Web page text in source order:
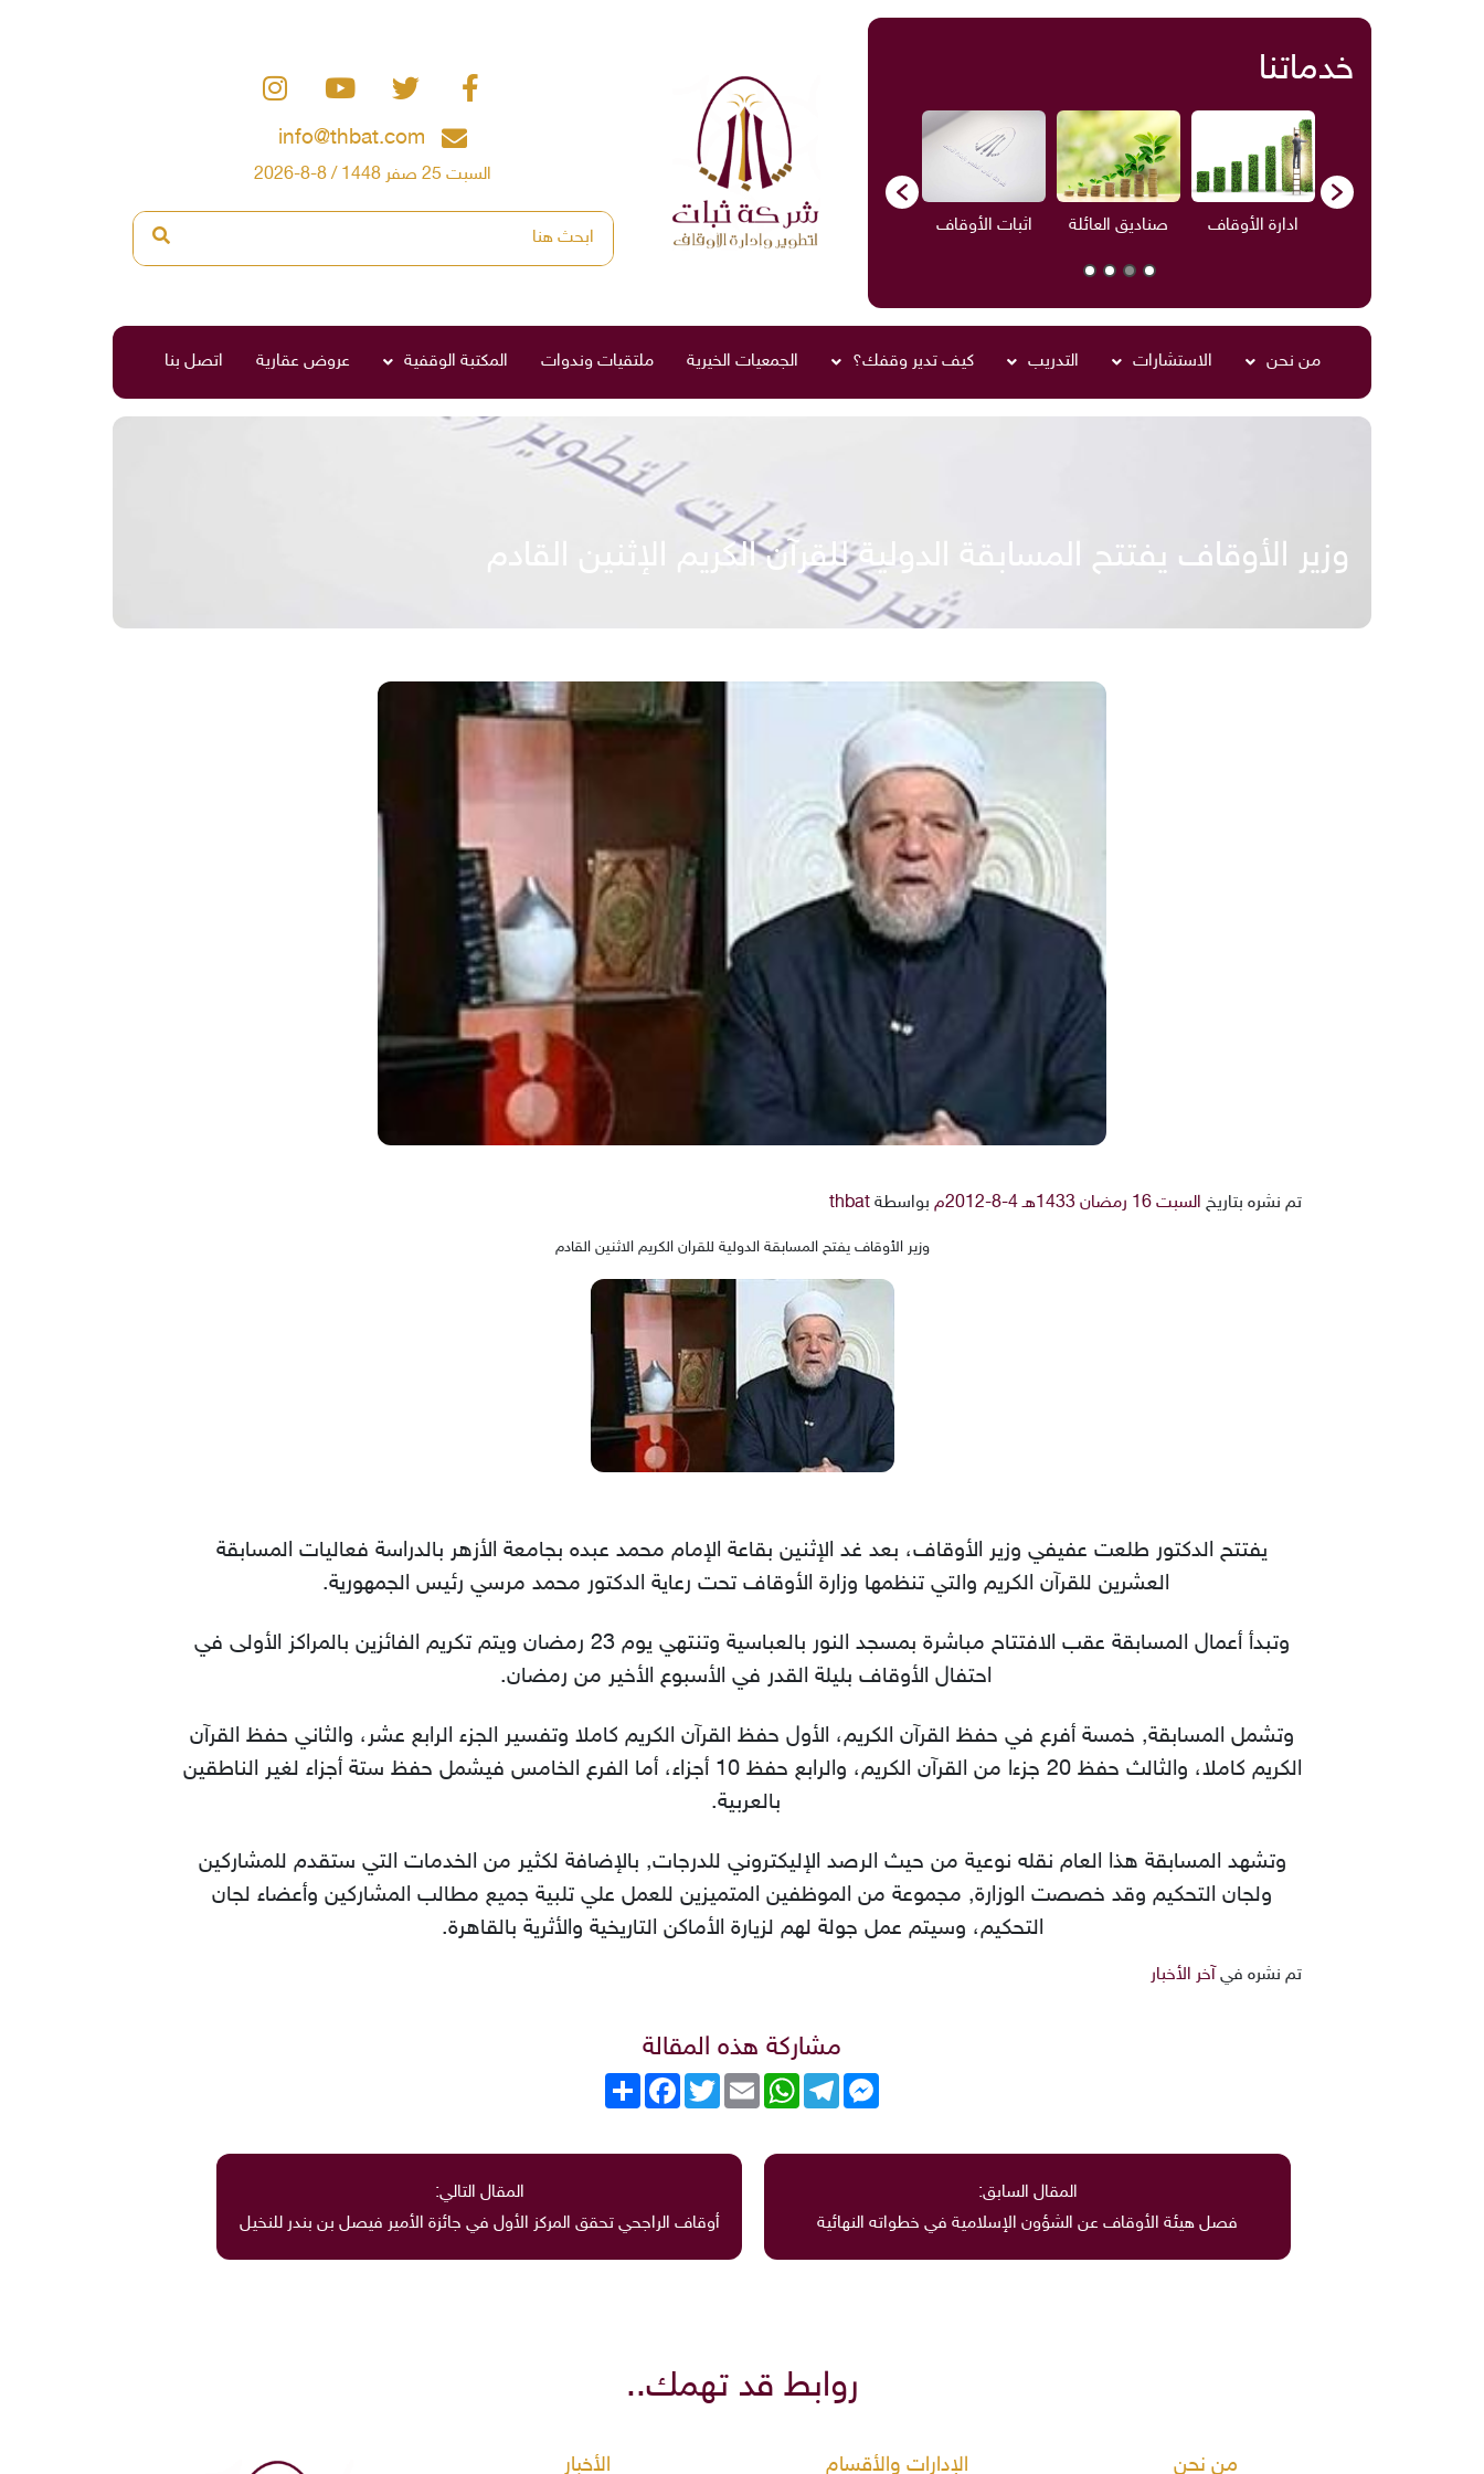
خدماتنا
ادارة الأوقاف صناديق العائلة اثبات الأوقاف الاستشارات ادارة الأوقاف صناديق العائلة
info@thbat.com
السبت 25 صفر 1448 / 8-8-2026
من نحن الاستشارات التدريب كيف تدير وقفك؟ الجمعيات الخيرية ملتقيات وندوات المكتبة الوقفية عروض عقارية اتصل بنا
وزير الأوقاف يفتتح المسابقة الدولية للقرآن الكريم الإثنين القادم
تم نشره بتاريخ السبت 16 رمضان 1433هـ 4-8-2012م بواسطة thbat
وزير الأوقاف يفتح المسابقة الدولية للقران الكريم الاثنين القادم
يفتتح الدكتور طلعت عفيفي وزير الأوقاف، بعد غد الإثنين بقاعة الإمام محمد عبده بجامعة الأزهر بالدراسة فعاليات المسابقة
العشرين للقرآن الكريم والتي تنظمها وزارة الأوقاف تحت رعاية الدكتور محمد مرسي رئيس الجمهورية.
وتبدأ أعمال المسابقة عقب الافتتاح مباشرة بمسجد النور بالعباسية وتنتهي يوم 23 رمضان ويتم تكريم الفائزين بالمراكز الأولى في
احتفال الأوقاف بليلة القدر في الأسبوع الأخير من رمضان.
وتشمل المسابقة, خمسة أفرع في حفظ القرآن الكريم، الأول حفظ القرآن الكريم كاملا وتفسير الجزء الرابع عشر، والثاني حفظ القرآن
الكريم كاملا، والثالث حفظ 20 جزءا من القرآن الكريم، والرابع حفظ 10 أجزاء، أما الفرع الخامس فيشمل حفظ ستة أجزاء لغير الناطقين
بالعربية.
وتشهد المسابقة هذا العام نقله نوعية من حيث الرصد الإليكتروني للدرجات, بالإضافة لكثير من الخدمات التي ستقدم للمشاركين
ولجان التحكيم وقد خصصت الوزارة, مجموعة من الموظفين المتميزين للعمل علي تلبية جميع مطالب المشاركين وأعضاء لجان
التحكيم، وسيتم عمل جولة لهم لزيارة الأماكن التاريخية والأثرية بالقاهرة.
تم نشره في آخر الأخبار
مشاركة هذه المقالة
انشر
FacebookTwitterEmail
WhatsAppTelegram
Messenger
المقال السابق:
فصل هيئة الأوقاف عن الشؤون الإسلامية في خطواته النهائية
المقال التالي:
أوقاف الراجحي تحقق المركز الأول في جائزة الأمير فيصل بن بندر للنخيل
روابط قد تهمك..
من نحن الإدارات والأقسام الأخبار